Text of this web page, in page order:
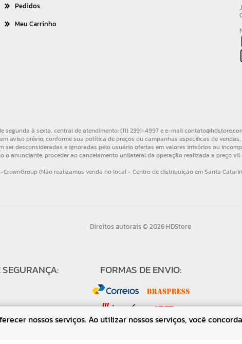
Pedidos
Meu Carrinho
Direitos autorais © 2026 HDStore
FORMAS DE ENVIO:
nossos serviços. Ao utilizar nossos serviços, você